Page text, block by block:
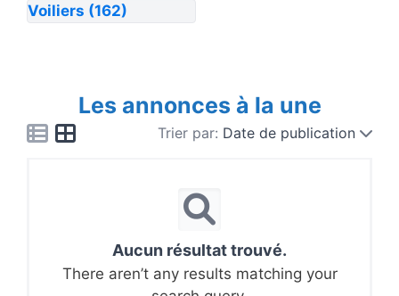
Voiliers (162)
Les annonces à la une
Trier par: Date de publication
Aucun résultat trouvé.
There aren’t any results matching your